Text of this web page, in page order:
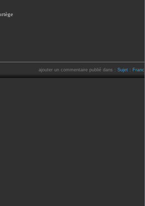
ajouter un commentaire publié dans : Sujet : France